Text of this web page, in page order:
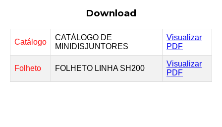
Download
Catálogo
CATÁLOGO DE
MINIDISJUNTORES
Visualizar
PDF
Folheto FOLHETO LINHA SH200
Visualizar
PDF